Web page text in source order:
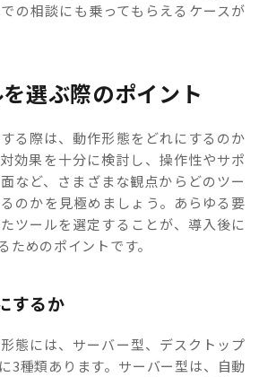
の相談にも乗ってもらえるケースが
選ぶ際のポイント
る際は、動作形態をどれにするのか
効果を十分に検討し、操作性やサポ
など、さまざまな観点からどのツー
のかを見極めましょう。あらゆる要
ツールを選定することが、導入後に
ためのポイントです。
するか
態には、サーバー型、デスクトップ
3種類あります。サーバー型は、自動